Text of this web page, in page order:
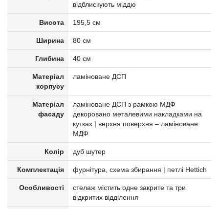
відблискують міддю
Висота 195,5 см
Ширина 80 см
Глибина 40 см
Матеріал
корпусу
ламіноване ДСП
Матеріал
фасаду
ламіноване ДСП з рамкою МДФ
декоровано металевими накладками на
кутках | верхня поверхня – ламіноване
МДФ
Колір дуб шутер
Комплектація фурнітура, схема збирання | петлі Hettich
Особливості
стелаж містить одне закрите та три
відкритих відділення